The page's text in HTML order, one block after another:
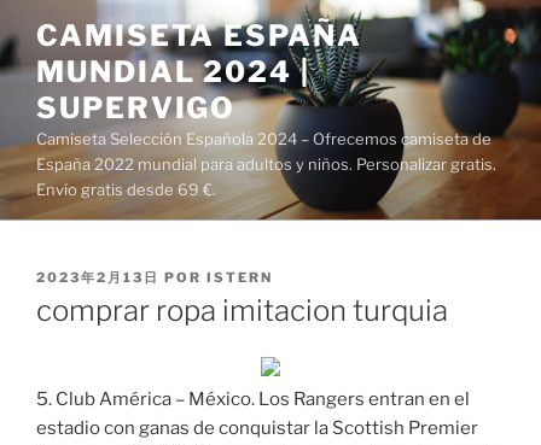
al
contenido
CAMISETA ESPAÑA
MUNDIAL 2024 |
SUPERVIGO
Camiseta Selección Española 2024 – Ofrecemos camiseta de
España 2022 mundial para adultos y niños. Personalizar gratis.
Envío gratis desde 69 €.
PUBLICADO
2023年2月13日 POR ISTERN
comprar ropa imitacion turquia
5. Club América – México. Los Rangers entran en el
estadio con ganas de conquistar la Scottish Premier